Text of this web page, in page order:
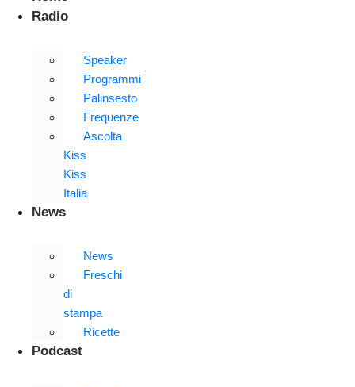
Radio
Speaker
Programmi
Palinsesto
Frequenze
Ascolta
Kiss
Kiss
Italia
News
News
Freschi
di
stampa
Ricette
Podcast